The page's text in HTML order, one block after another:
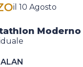
il 10 Agosto
Moderno